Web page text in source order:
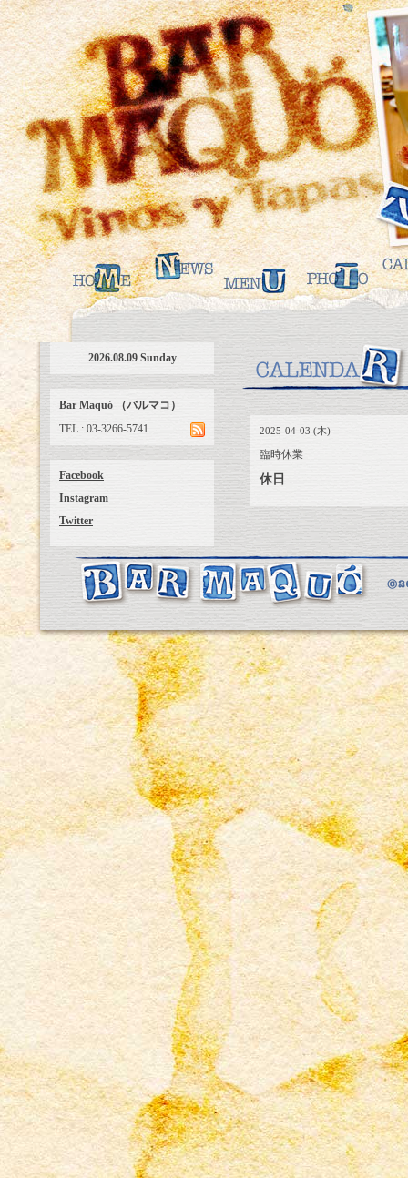
2025-04-03 (木)
臨時休業
休日
2026.08.09 Sunday
Bar Maquó （バルマコ）
TEL : 03-3266-5741
Facebook
Instagram
Twitter